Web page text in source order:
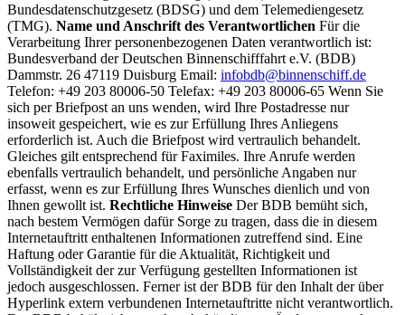
Bundesdatenschutzgesetz (BDSG) und dem Telemediengesetz
(TMG). Name und Anschrift des Verantwortlichen Für die
Verarbeitung Ihrer personenbezogenen Daten verantwortlich ist:
Bundesverband der Deutschen Binnenschifffahrt e.V. (BDB)
Dammstr. 26 47119 Duisburg Email: infobdb@binnenschiff.de
Telefon: +49 203 80006-50 Telefax: +49 203 80006-65 Wenn Sie
sich per Briefpost an uns wenden, wird Ihre Postadresse nur
insoweit gespeichert, wie es zur Erfüllung Ihres Anliegens
erforderlich ist. Auch die Briefpost wird vertraulich behandelt.
Gleiches gilt entsprechend für Faximiles. Ihre Anrufe werden
ebenfalls vertraulich behandelt, und persönliche Angaben nur
erfasst, wenn es zur Erfüllung Ihres Wunsches dienlich und von
Ihnen gewollt ist. Rechtliche Hinweise Der BDB bemüht sich,
nach bestem Vermögen dafür Sorge zu tragen, dass die in diesem
Internetauftritt enthaltenen Informationen zutreffend sind. Eine
Haftung oder Garantie für die Aktualität, Richtigkeit und
Vollständigkeit der zur Verfügung gestellten Informationen ist
jedoch ausgeschlossen. Ferner ist der BDB für den Inhalt der über
Hyperlink extern verbundenen Internetauftritte nicht verantwortlich.